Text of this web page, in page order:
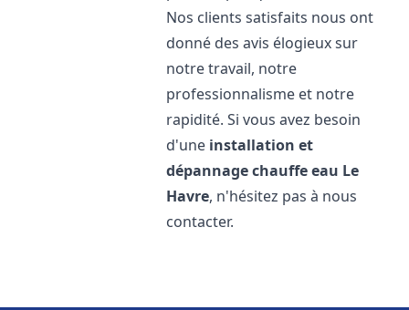
Nos clients satisfaits nous ont
donné des avis élogieux sur
notre travail, notre
professionnalisme et notre
rapidité. Si vous avez besoin
d'une installation et
dépannage chauffe eau Le
Havre, n'hésitez pas à nous
contacter.